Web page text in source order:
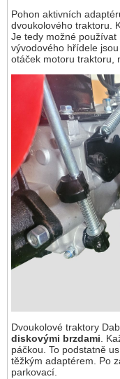
Pohon aktivních
dvoukolového traktoru.
Je tedy možné
vývodového hřídele
otáček motoru traktoru,
Dvoukolové traktory
diskovými brzdami .
páčkou. To podstatně
těžkým adaptérem. Po
parkovací.